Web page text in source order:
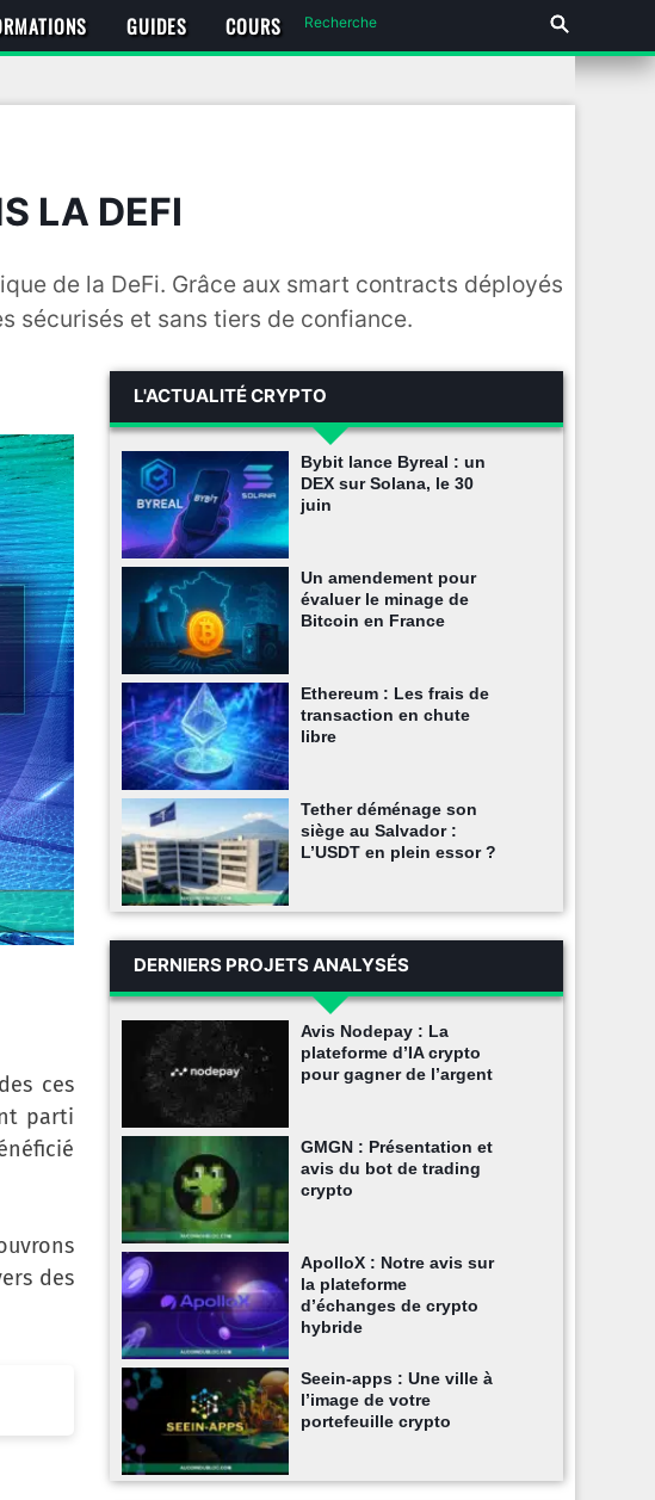
GUIDES COURS
LA DEFI
de la DeFi. Grâce aux smart contracts déployés
sécurisés et sans tiers de confiance.
ces
parti
des
L'ACTUALITÉ CRYPTO
Bybit lance Byreal : un
DEX sur Solana, le 30
juin
Un amendement pour
évaluer le minage de
Bitcoin en France
Ethereum : Les frais de
transaction en chute
libre
Tether déménage son
siège au Salvador :
L’USDT en plein essor ?
DERNIERS PROJETS ANALYSÉS
Avis Nodepay : La
plateforme d’IA crypto
pour gagner de l’argent
GMGN : Présentation et
avis du bot de trading
crypto
ApolloX : Notre avis sur
la plateforme
d’échanges de crypto
hybride
Seein-apps : Une ville à
l’image de votre
portefeuille crypto